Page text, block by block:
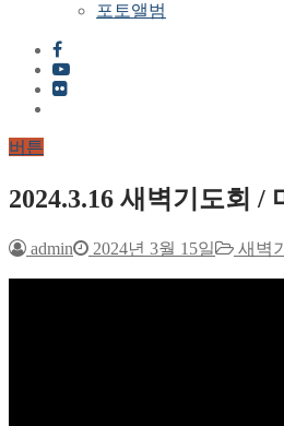
포토앨범
버튼
2024.3.16 새벽기도회 /
admin 2024년 3월 15일 새벽